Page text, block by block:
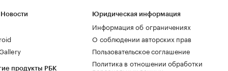
продукты РБК
Юридическая информация
Информация об ограничениях
О соблюдении авторских прав
Пользовательское соглашение
Политика в отношении обработки